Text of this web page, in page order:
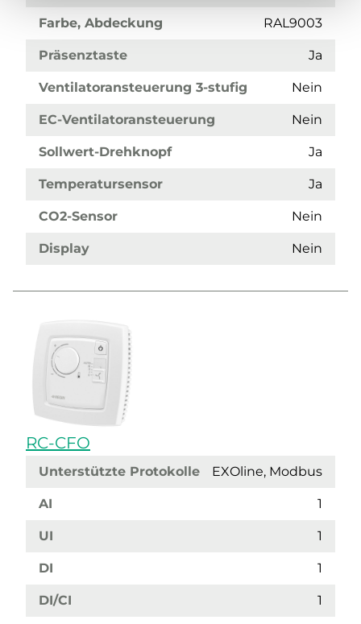
Farbe, Abdeckung RAL9003
Präsenztaste Ja
Ventilatoransteuerung 3-stufig Nein
EC-Ventilatoransteuerung Nein
Sollwert-Drehknopf Ja
Temperatursensor Ja
CO2-Sensor Nein
Display Nein
RC-CFO
Unterstützte Protokolle EXOline, Modbus
AI 1
UI 1
DI 1
DI/CI 1